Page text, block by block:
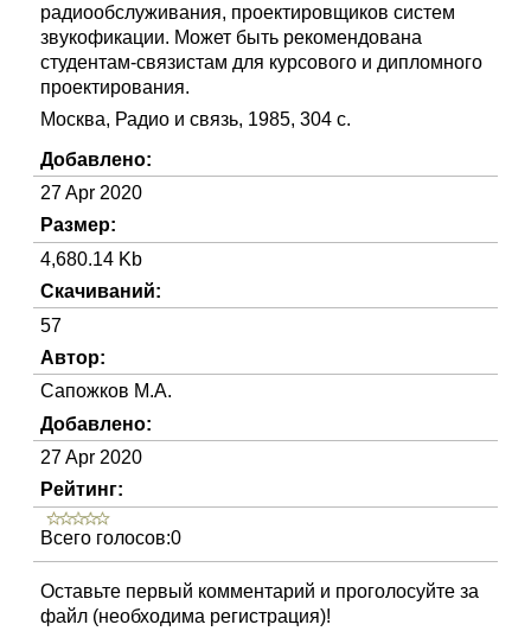
радиообслуживания, проектировщиков систем
звукофикации. Может быть рекомендована
студентам-связистам для курсового и дипломного
проектирования.
Москва, Радио и связь, 1985, 304 с.
Добавлено:
27 Apr 2020
Размер:
4,680.14 Kb
Скачиваний:
57
Автор:
Сапожков М.А.
Добавлено:
27 Apr 2020
Рейтинг:
Всего голосов:0
Оставьте первый комментарий и проголосуйте за
файл (необходима регистрация)!